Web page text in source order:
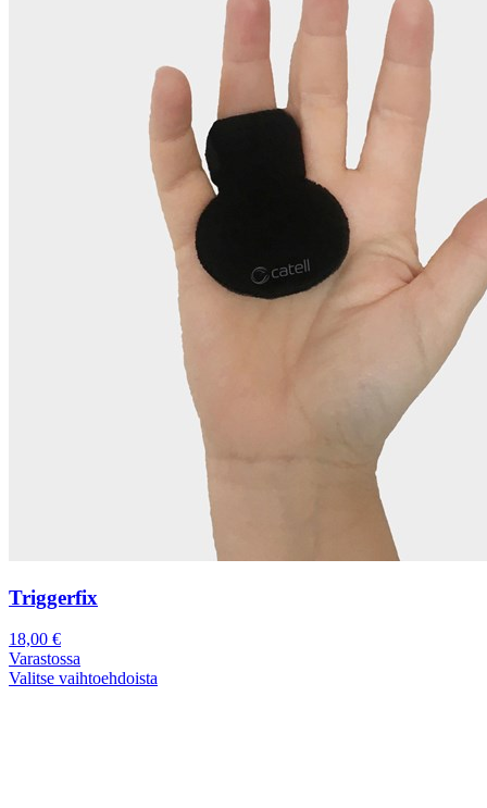
Triggerfix
18,00 €
Varastossa
Valitse vaihtoehdoista